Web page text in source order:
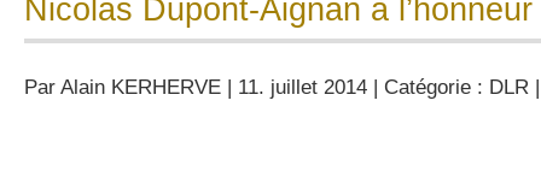
Nicolas Dupont-Aignan à l’honneur
Par Alain KERHERVE | 11. juillet 2014 | Catégorie : DLR